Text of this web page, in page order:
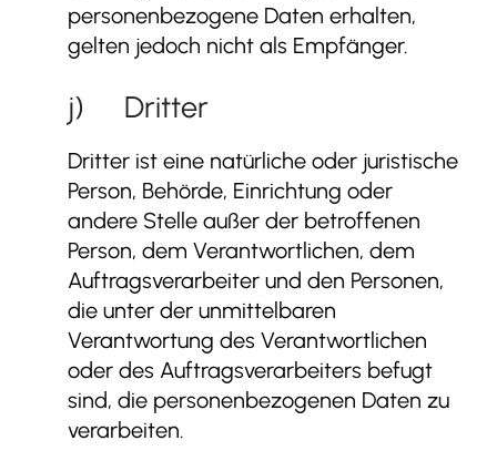
personenbezogene Daten erhalten,
gelten jedoch nicht als Empfänger.
j) Dritter
Dritter ist eine natürliche oder juristische
Person, Behörde, Einrichtung oder
andere Stelle außer der betroffenen
Person, dem Verantwortlichen, dem
Auftragsverarbeiter und den Personen,
die unter der unmittelbaren
Verantwortung des Verantwortlichen
oder des Auftragsverarbeiters befugt
sind, die personenbezogenen Daten zu
verarbeiten.